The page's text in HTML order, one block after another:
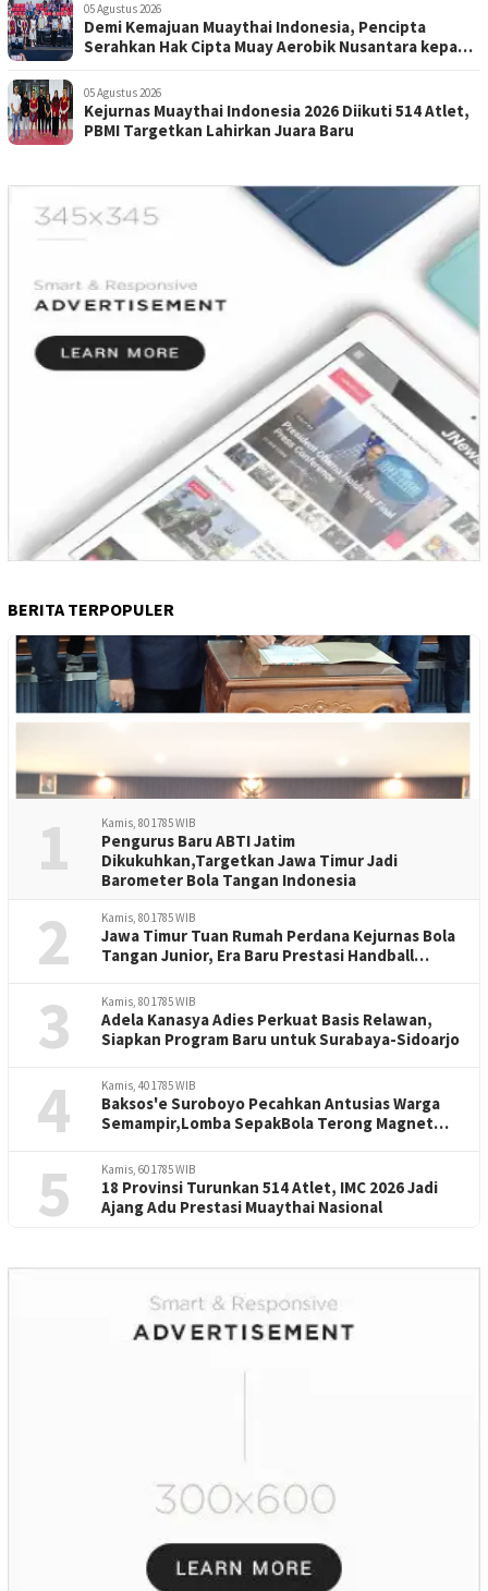
05 Agustus 2026
Demi Kemajuan Muaythai Indonesia, Pencipta
Serahkan Hak Cipta Muay Aerobik Nusantara kepada
05 Agustus 2026
Kejurnas Muaythai Indonesia 2026 Diikuti 514 Atlet,
PBMI Targetkan Lahirkan Juara Baru
BERITA TERPOPULER
1 Kamis, 80 1785 WIB
Pengurus Baru ABTI Jatim
Dikukuhkan,Targetkan Jawa Timur Jadi
Barometer Bola Tangan Indonesia
2 Kamis, 80 1785 WIB
Jawa Timur Tuan Rumah Perdana Kejurnas Bola
Tangan Junior, Era Baru Prestasi Handball
3 Kamis, 80 1785 WIB
Adela Kanasya Adies Perkuat Basis Relawan,
Siapkan Program Baru untuk Surabaya-Sidoarjo
4 Kamis, 40 1785 WIB
Baksos'e Suroboyo Pecahkan Antusias Warga
Semampir,Lomba SepakBola Terong Magnet
5 Kamis, 60 1785 WIB
18 Provinsi Turunkan 514 Atlet, IMC 2026 Jadi
Ajang Adu Prestasi Muaythai Nasional